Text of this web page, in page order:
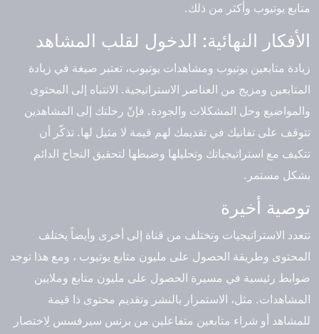
متابع يوتيوب وأكثر من ذلك.
الأفكار النهائية: الدخول لقلب المشاهد
زيادة متابعين يوتيوب ومشاهدات يوتيوب، تعتبر صيغة في زيادة
المتابعين ومزيج من العناصر الاستراتيجية. الانتباه إلى المحتوى
والمواضيع وحل المشكلات والجودة. فإنّ رحلتك إلى المشاهدين
تتوقف على تفانيك في تقديمك لهم قيمة لا مثيل لها. تذكّر أن
تتكيف مع استراتيجياتك وتحليلها وضبطها لتحقيق النجاح الدائم
بشكل مستمر.
توصية أخيرة
تتعدد الاستراتيجيات وتختلف من قناة إلى أخرى وأيضاً يختلف
المحتوى وطريقة الحصول على مليون متابع يوتيوب ، ومع هذا توجد
ضوابط رئيسية في مسيرة الحصول على مليون متابع وملايين
المشاهدات. مثل، الاستمرار بالنشر وتقديم محتوى ذا قيمة
للمشاهد أو شراء متابعين متفاعلين من برنس سيرفسس لِاختصار